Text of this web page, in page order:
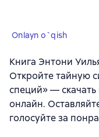
Onlayn o`qish
Книга Энтони
Откройте тайную
специй» —
онлайн.
голосуйте за